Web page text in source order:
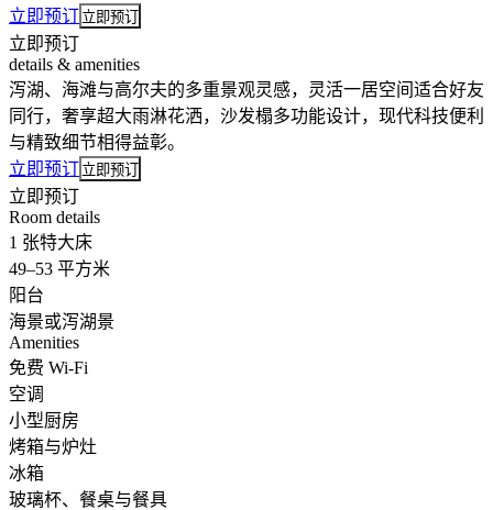
立即预订 立即预订
立即预订
details & amenities
泻湖、海滩与高尔夫的多重景观灵感，灵活一居空间适合好友
同行，奢享超大雨淋花洒，沙发榻多功能设计，现代科技便利
与精致细节相得益彰。
立即预订 立即预订
立即预订
Room details
1 张特大床
49–53 平方米
阳台
海景或泻湖景
Amenities
免费 Wi-Fi
空调
小型厨房
烤箱与炉灶
冰箱
玻璃杯、餐桌与餐具